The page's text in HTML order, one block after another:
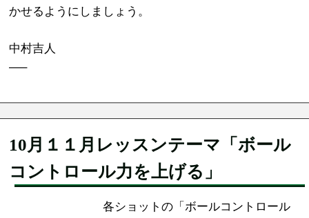
かせるようにしましょう。
中村吉人
—–
10月１１月レッスンテーマ「ボール
コントロール力を上げる」
各ショットの「ボールコントロール